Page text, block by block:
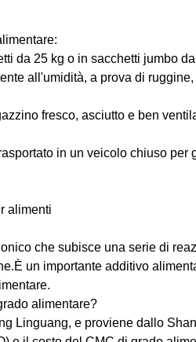
da 25 kg o in sacchetti jumbo
all'umidità, a prova di
fresco, asciutto e ben
in un veicolo chiuso per
alimenti
che subisce una serie di
un importante additivo
alimentare?
Linguang, e proviene dallo